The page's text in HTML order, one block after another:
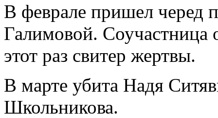
В феврале пришел черед
Галимовой. Соучастница
этот раз свитер жертвы.
В марте убита Надя
Школьникова.